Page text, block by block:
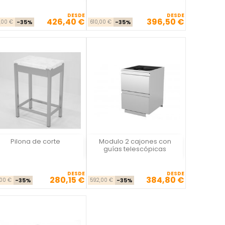
Precio base
€ -35% Precio
DESDE
426,40 € Precio base
610,00 € -35% Precio
DESDE
396,50 €
Pilona de corte
Precio base
€ -35% Precio
DESDE
280,15 €
Vista rápida Modulo 2 cajones con
guías telescópicas
Precio base
592,00 € -35% Precio
DESDE
384,80 €
Vista rápida